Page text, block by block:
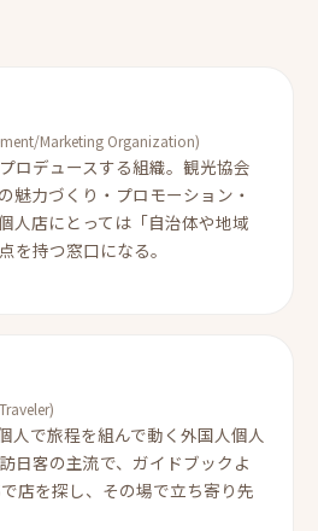
Marketing Organization)
ロデュースする組織。観光協会
魅力づくり・プロモーション・
人店にとっては「自治体や地域
を持つ窓口になる。
人で旅程を組んで動く外国人個人
日客の主流で、ガイドブックよ
店を探し、その場で立ち寄り先